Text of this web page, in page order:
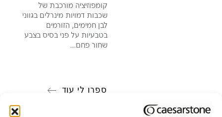
קומפוזיציה מורכבת של
שכבות דמויות מינרלים בגווני
לבן חמימים, הזורמים
בטבעיות על פני בסיס בצבע
שחור פחם...
ספרו לי עוד